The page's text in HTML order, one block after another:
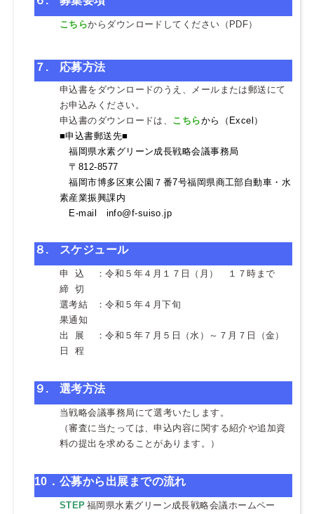
こちらからダウンロードしてください （PDF）
７. 応募方法
申込書をダウンロードのうえ、メールまたは郵送にて
お申込みください。
申込書のダウンロードは、 こちらから（Excel）
■申込書郵送先■
・福岡県水素グリーン成長戦略会議事務局
・〒812-8577
・福岡市博多区東公園７番7号福岡県商工部自動車・水
素産業振興課内
E-mail info@f-suiso.jp
８ . スケジュール
申 込
締 切
：令和５年４月１７日（月） １７時まで
選考結
果通知
：令和５年４月下旬
出 展
日 程
：令和５年７月５日（水）～７月７日（金）
９ . 選考方法
当戦略会議事務局にて選考いたします。
（審査に当たっては、申込内容に関する紹介や追加資
料の提出を求めることがあります。）
10． 公募から出展までの流れ
STEP 福岡県水素グリーン成長戦略会議ホームペー